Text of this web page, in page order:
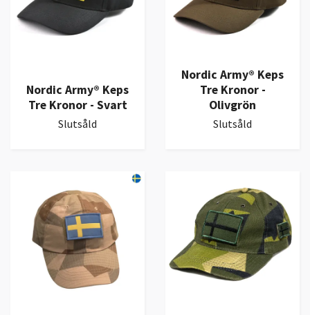
Nordic Army® Keps
Tre Kronor - Svart
Slutsåld
Nordic Army® Keps
Tre Kronor -
Olivgrön
Slutsåld